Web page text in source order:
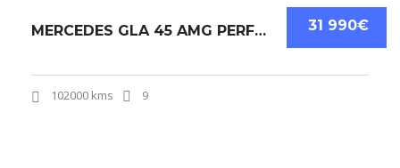
31 990€
MERCEDES GLA 45 AMG PERFORMANCE 4MATIC 7G-DCT 381CV
102000 kms 9